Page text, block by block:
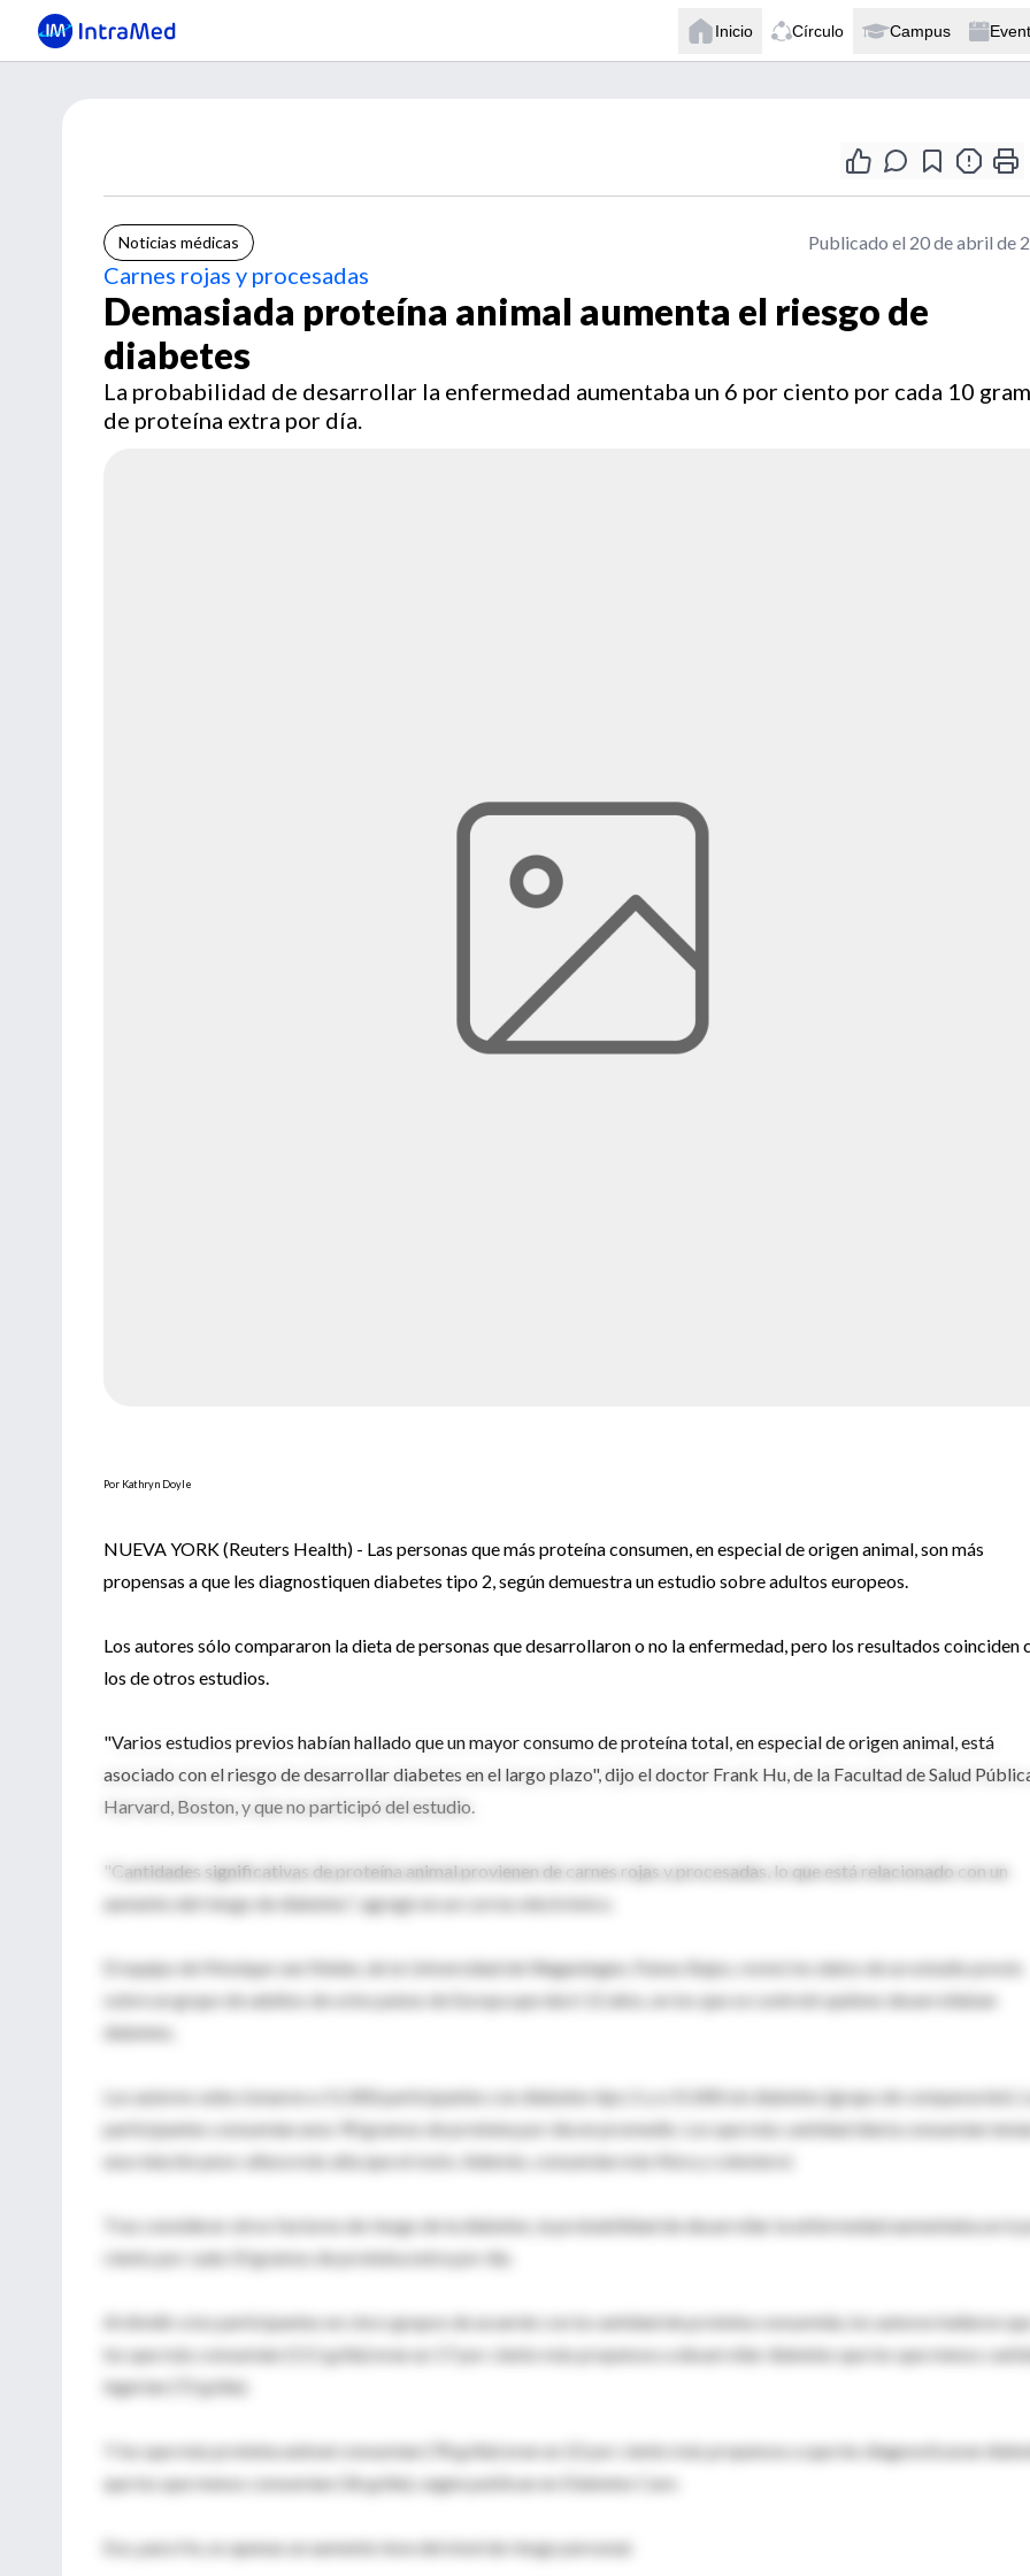
Inicio Círculo Campus
Noticias médicas Publicado el 20 de abril de
Carnes rojas y procesadas
Demasiada proteína animal aumenta el riesgo de
diabetes
La probabilidad de desarrollar la enfermedad aumentaba un 6 por ciento por cada 10
de proteína extra por día.
Por Kathryn Doyle
NUEVA YORK (Reuters Health) - Las personas que más proteína consumen, en especial de origen animal, son más
propensas a que les diagnostiquen diabetes tipo 2, según demuestra un estudio sobre adultos europeos.
Los autores sólo compararon la dieta de personas que desarrollaron o no la enfermedad, pero los resultados coinciden
los de otros estudios.
"Varios estudios previos habían hallado que un mayor consumo de proteína total, en especial de origen animal, está
asociado con el riesgo de desarrollar diabetes en el largo plazo", dijo el doctor Frank Hu, de la Facultad de Salud
Harvard, Boston, y que no participó del estudio.
"Cantidades significativas de proteína animal provienen de carnes rojas y procesadas, lo que está relacionado con un
aumento del riesgo de diabetes", agregó en un correo electrónico.
El equipo de Monique van Nielen, de la Universidad de Wageningen, Países Bajos, revisó los datos de un estudio previo
sobre un grupo de adultos de ocho países de Europa que duró 12 años, en los que se controló quiénes desarrollaban
diabetes.
Los autores seleccionaron a 11.000 participantes con diabetes tipo 2 y a 15.000 sin diabetes (grupo de comparación).
participantes consumían unos 90 gramos de proteína por día en promedio. Los que más cantidad diaria consumían
una relación peso-altura más alta que el resto. Además, consumían más fibra y colesterol.
Tras considerar otros factores de riesgo de la diabetes, la probabilidad de desarrollar la enfermedad aumentaba un 6
ciento por cada 10 gramos de proteína extra por día.
Al dividir a los participantes en cinco grupos de acuerdo con la cantidad de proteína consumida, los autores hallaron que
los que más consumían (111 g/día) eran un 17 por ciento más propensos a desarrollar diabetes que los que menos
ingerían (72 g/día).
Y los que más proteína animal consumían (78 g/día) eran un 22 por ciento más propensos a que les diagnosticaran
que los que menos consumían (36 g/día), según publican en Diabetes Care.
Eso, para Hu, es apenas un aumento leve del nivel de riesgo personal.